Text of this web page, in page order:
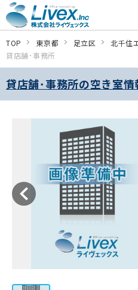
TOP 東京都 足立区 北千住
貸店舗･事務所
貸店舗･事務所の空き室情